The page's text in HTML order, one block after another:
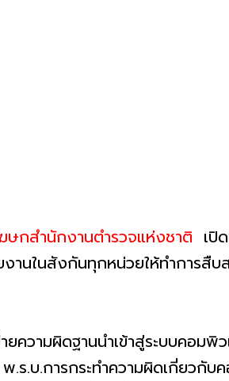
กสำนักงานตำรวจแห่งชาติ เปิ
านในสังกันทุกหน่วยให้ทำการสื
ความผิดฐานนำเข้าสู่ระบบคอมพิ
.ร.บ.การกระทำความผิดเกี่ยว